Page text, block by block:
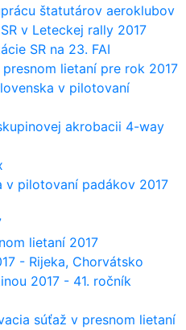
štatutárov aeroklubov
v Leteckej rally 2017
SR na 23. FAI
lietaní pre rok 2017
v pilotovaní
akrobacii 4-way
v pilotovaní padákov 2017
lietaní 2017
- Rijeka, Chorvátsko
2017 - 41. ročník
súťaž v presnom lietaní